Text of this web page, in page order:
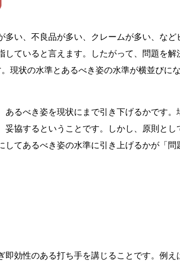
い、不良品が多い、クレームが多い、など
ていると言えます。したがって、問題を解
現状の水準とあるべき姿の水準が横並びに
るべき姿を現状にまで引き下げるかです。
協するということです。しかし、原則とし
てあるべき姿の水準に引き上げるかが「問
効性のある打ち手を講じることです。例え